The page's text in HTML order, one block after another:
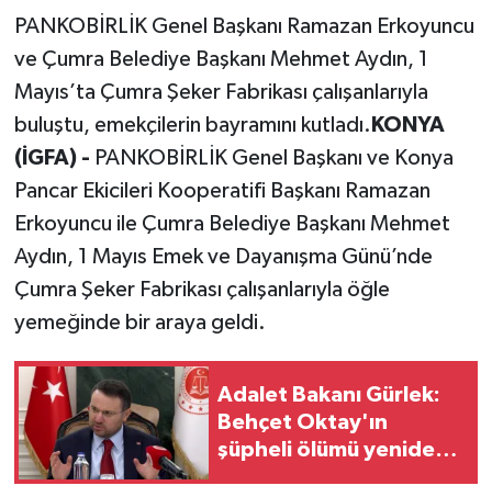
PANKOBİRLİK Genel Başkanı Ramazan Erkoyuncu
ve Çumra Belediye Başkanı Mehmet Aydın, 1
Mayıs’ta Çumra Şeker Fabrikası çalışanlarıyla
buluştu, emekçilerin bayramını kutladı. KONYA
(İGFA) - PANKOBİRLİK Genel Başkanı ve Konya
Pancar Ekicileri Kooperatifi Başkanı Ramazan
Erkoyuncu ile Çumra Belediye Başkanı Mehmet
Aydın, 1 Mayıs Emek ve Dayanışma Günü’nde
Çumra Şeker Fabrikası çalışanlarıyla öğle
yemeğinde bir araya geldi.
Adalet Bakanı Gürlek:
Behçet Oktay'ın
şüpheli ölümü yeniden